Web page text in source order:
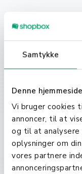
Samtykke
Denne
Vi bruger cookies
annoncer, til at
og til at analysere
oplysninger om
vores partnere